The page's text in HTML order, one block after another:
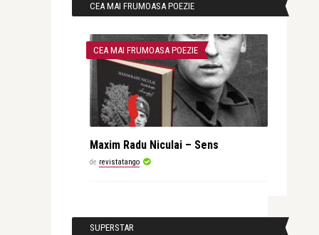
CEA MAI FRUMOASA POEZIE
CEA MAI FRUMOASA POEZIE
Maxim Radu Niculai – Sens
de revistatango
SUPERSTAR